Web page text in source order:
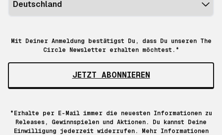
Mit Deiner Anmeldung bestätigst Du, dass Du unseren The
Circle Newsletter erhalten möchtest.*
JETZT ABONNIEREN
*Erhalte per E-Mail immer die neuesten Informationen zu
Releases, Gewinnspielen und Aktionen. Du kannst Deine
Einwilligung jederzeit widerrufen. Mehr Informationen